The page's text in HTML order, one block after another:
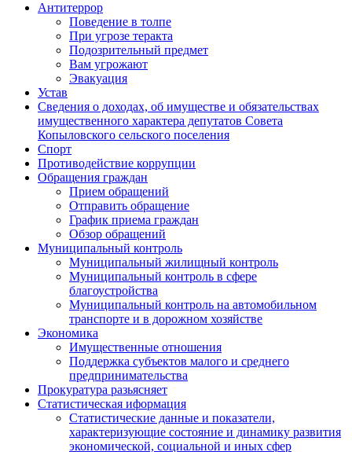
Антитеррор
Поведение в толпе
При угрозе теракта
Подозрительный предмет
Вам угрожают
Эвакуация
Устав
Сведения о доходах, об имуществе и обязательствах
имущественного характера депутатов Совета
Копыловского сельского поселения
Спорт
Противодействие коррупции
Обращения граждан
Прием обращений
Отправить обращение
График приема граждан
Обзор обращений
Муниципальный контроль
Муниципальный жилищный контроль
Муниципальный контроль в сфере
благоустройства
Муниципальный контроль на автомобильном
транспорте и в дорожном хозяйстве
Экономика
Имущественные отношения
Поддержка субъектов малого и среднего
предпринимательства
Прокуратура разьясняет
Статистическая иформация
Статистические данные и показатели,
характеризующие состояние и динамику развития
экономической, социальной и иных сфер